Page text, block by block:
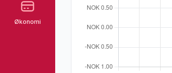
Økonomi